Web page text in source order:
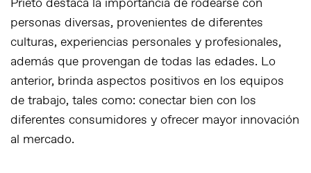
Prieto destaca la importancia de rodearse con
personas diversas, provenientes de diferentes
culturas, experiencias personales y profesionales,
además que provengan de todas las edades. Lo
anterior, brinda aspectos positivos en los equipos
de trabajo, tales como: conectar bien con los
diferentes consumidores y ofrecer mayor innovación
al mercado.